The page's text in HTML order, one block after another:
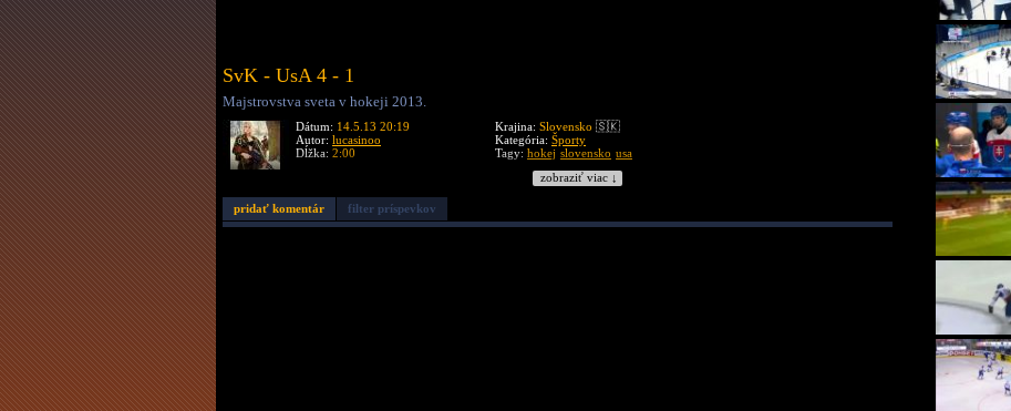
SvK - UsA 4 - 1
Majstrovstva sveta v hokeji 2013.
Dátum: 14.5.13 20:19
Autor: lucasinoo
Dĺžka: 2:00
Krajina: Slovensko 🇸🇰
Kategória: Športy
Tagy: hokej slovensko usa
zobraziť viac ↓
pridať komentár filter príspevkov